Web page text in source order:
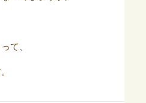
て、